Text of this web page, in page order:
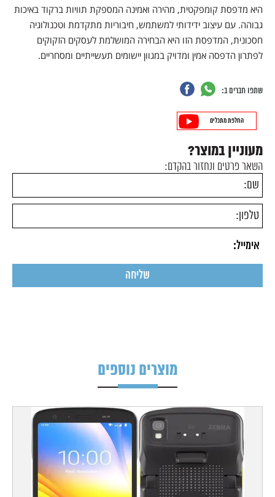
היא מדפסת קומפקטית, מהירה ואמינה המספקת תוויות ברקוד באיכות
גבוהה. עם עיצוב ידידותי למשתמש, חיבוריות מתקדמת וטכנולוגיה
חסכונית, המדפסת הזו היא הבחירה המושלמת לעסקים הזקוקים
לפתרון הדפסה אמין ומדויק במגוון יישומים תעשייתיים ומסחריים.
שתפו חברים ב:
החלפת מתכלים
מעוניין במוצר?
השאר פרטים ונחזור בהקדם:
מוצרים נוספים